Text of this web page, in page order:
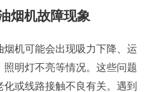
烟机故障现象
机可能会出现吸力下降、运
明灯不亮等情况。这些问题
或线路接触不良有关。遇到